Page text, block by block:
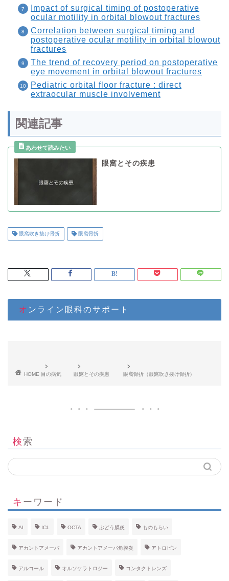
Impact of surgical timing of postoperative
ocular motility in orbital blowout fractures
Correlation between surgical timing and
postoperative ocular motility in orbital blowout
fractures
The trend of recovery period on postoperative
eye movement in orbital blowout fractures
Pediatric orbital floor fracture : direct
extraocular muscle involvement
関連記事
眼窩とその疾患
眼窩吹き抜け骨折 眼窩骨折
オンライン眼科のサポート
HOME 目の病気 眼窩とその疾患 眼窩骨折（眼窩吹き抜け骨折）
検索
キーワード
AI ICL OCTA ぶどう膜炎 ものもらい
アカントアメーバ アカントアメーバ角膜炎 アトロピン
アルコール オルソケラトロジー コンタクトレンズ